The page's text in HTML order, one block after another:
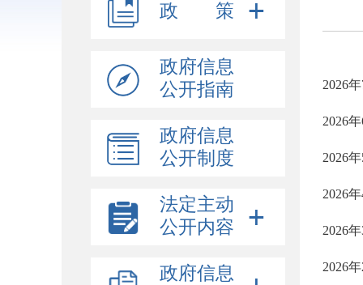
政 策
政府信息
公开指南
政府信息
公开制度
法定主动
公开内容
政府信息
2026
2026
2026
2026
2026
2026